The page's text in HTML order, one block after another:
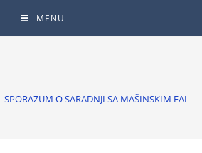
MENU
SPORAZUM O SARADNJI SA MAŠINSKIM